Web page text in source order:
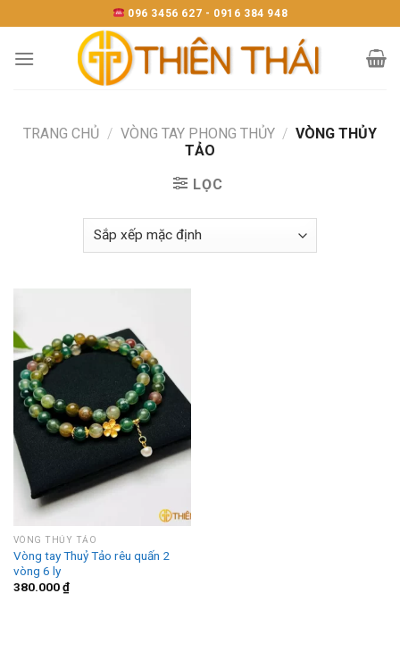
to
content
096 3456 627 - 0916 384 948
TRANG CHỦ / VÒNG TAY PHONG THỦY / VÒNG THỦY
TẢO
LỌC
VÒNG THỦY TẢO
Vòng tay Thuỷ Tảo rêu quấn 2
vòng 6 ly
380.000₫